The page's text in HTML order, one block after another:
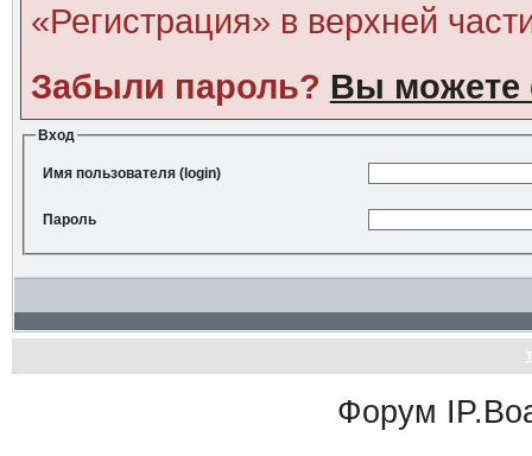
«Регистрация» в верхней
Забыли пароль? Вы можете
Вход
Имя пользователя (login)
Пароль
Форум